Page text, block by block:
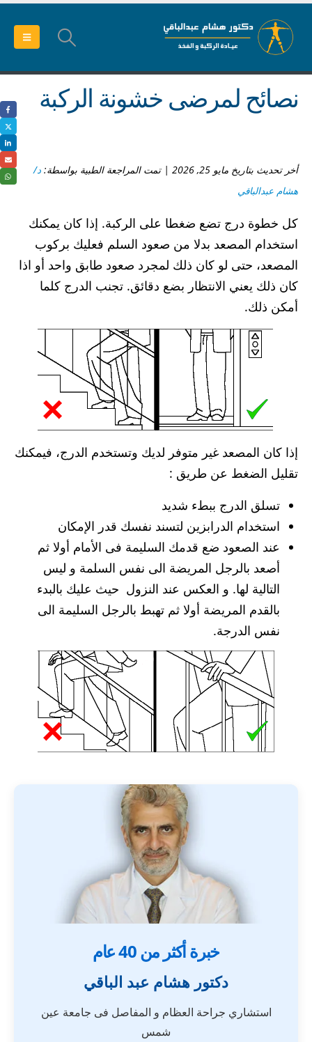
نصائح لمرضى خشونة الركبة
أخر تحديث بتاريخ مايو 25, 2026 | تمت المراجعة الطبية بواسطة:
د/
هشام عبدالباقي
كل خطوة درج تضع ضغطا على الركبة. إذا كان يمكنك
استخدام المصعد بدلا من صعود السلم فعليك بركوب
المصعد، حتى لو كان ذلك لمجرد صعود طابق واحد أو اذا
كان ذلك يعني الانتظار بضع دقائق. تجنب الدرج كلما
أمكن ذلك.
إذا كان المصعد غير متوفر لديك وتستخدم الدرج، فيمكنك
تقليل الضغط عن طريق :
تسلق الدرج ببطء شديد
استخدام الدرابزين لتسند نفسك قدر الإمكان
عند الصعود ضع قدمك السليمة فى الأمام أولا ثم
أصعد بالرجل المريضة الى نفس السلمة و ليس
التالية لها. و العكس عند النزول حيث عليك بالبدء
بالقدم المريضة أولا ثم تهبط بالرجل السليمة الى
نفس الدرجة.
خبرة أكثر من 40 عام
دكتور هشام عبد الباقي
استشاري جراحة العظام و المفاصل فى جامعة عين
شمس